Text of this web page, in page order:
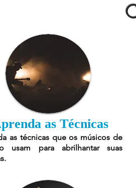
as Técnicas
as técnicas que os músicos de
usam para abrilhantar suas